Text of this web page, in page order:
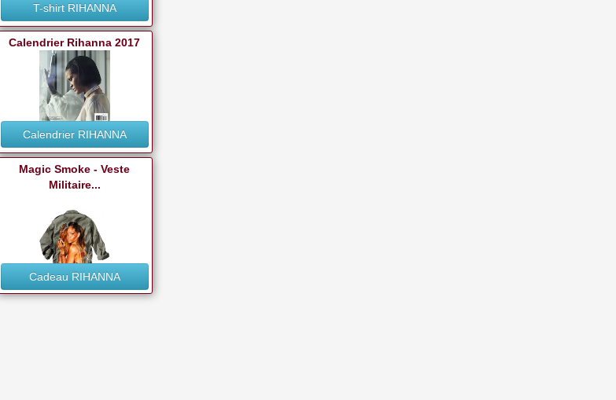
T-shirt RIHANNA
Calendrier Rihanna 2017
Calendrier RIHANNA
Magic Smoke - Veste
Militaire...
Cadeau RIHANNA